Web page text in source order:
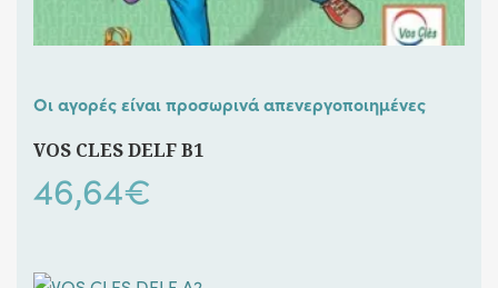
Οι αγορές είναι προσωρινά απενεργοποιημένες
VOS CLES DELF B1
46,64€